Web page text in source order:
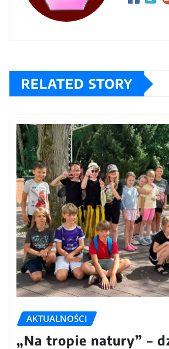
RELATED STORY
AKTUALNOŚCI
„Na tropie natury” –